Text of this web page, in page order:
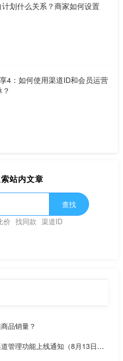
划什么关系？商家如何设置
4：如何使用渠道ID和会员运营
站内文章
查找
价 找同款 渠道ID
品销量？
管理功能上线通知（8月13日上